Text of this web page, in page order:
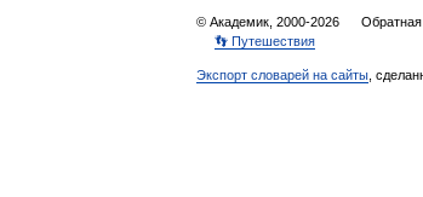
© Академик, 2000-2026 Обратная
👣 Путешествия
Экспорт словарей на сайты ,